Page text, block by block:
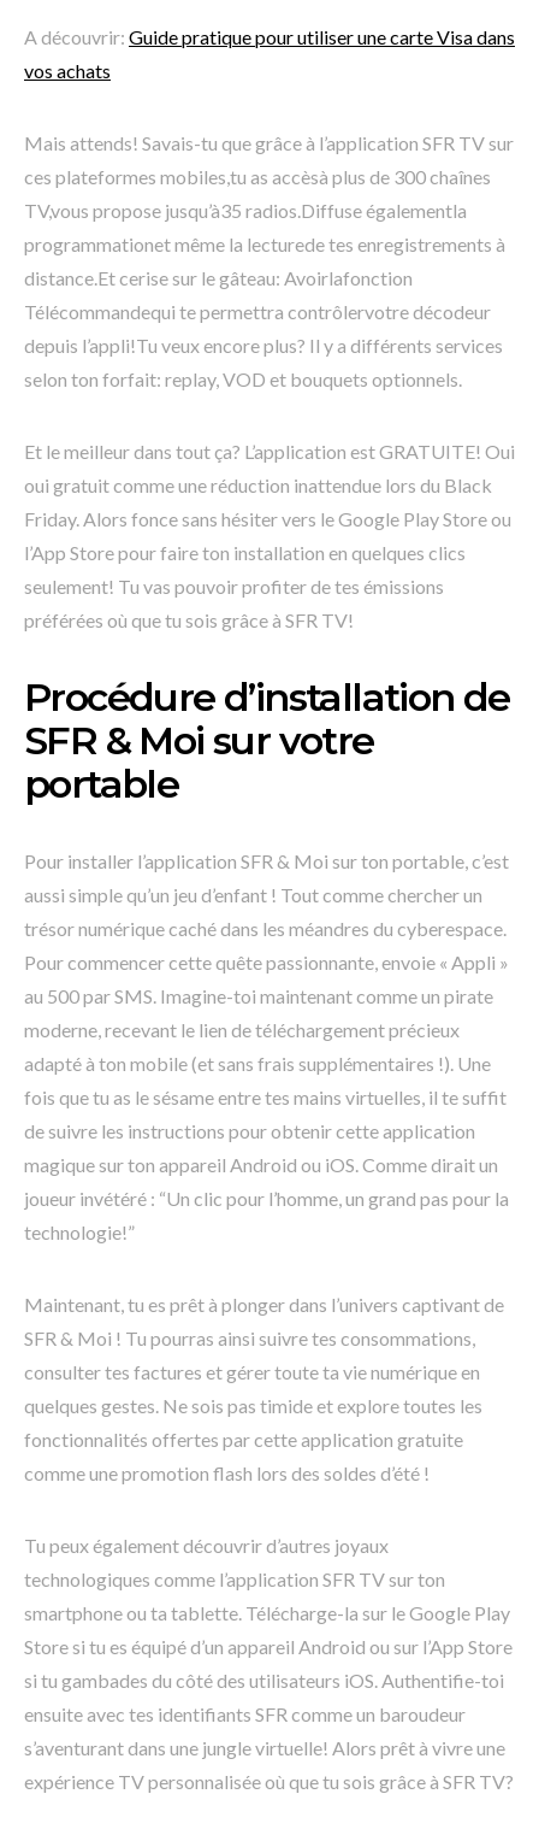
A découvrir: Guide pratique pour utiliser une carte Visa dans
vos achats
Mais attends! Savais-tu que grâce à l’application SFR TV sur
ces plateformes mobiles,tu as accèsà plus de 300 chaînes
TV,vous propose jusqu’à35 radios.Diffuse égalementla
programmationet même la lecturede tes enregistrements à
distance.Et cerise sur le gâteau: Avoirlafonction
Télécommandequi te permettra contrôlervotre décodeur
depuis l’appli!Tu veux encore plus? Il y a différents services
selon ton forfait: replay, VOD et bouquets optionnels.
Et le meilleur dans tout ça? L’application est GRATUITE! Oui
oui gratuit comme une réduction inattendue lors du Black
Friday. Alors fonce sans hésiter vers le Google Play Store ou
l’App Store pour faire ton installation en quelques clics
seulement! Tu vas pouvoir profiter de tes émissions
préférées où que tu sois grâce à SFR TV!
Procédure d’installation de
SFR & Moi sur votre
portable
Pour installer l’application SFR & Moi sur ton portable, c’est
aussi simple qu’un jeu d’enfant ! Tout comme chercher un
trésor numérique caché dans les méandres du cyberespace.
Pour commencer cette quête passionnante, envoie « Appli »
au 500 par SMS. Imagine-toi maintenant comme un pirate
moderne, recevant le lien de téléchargement précieux
adapté à ton mobile (et sans frais supplémentaires !). Une
fois que tu as le sésame entre tes mains virtuelles, il te suffit
de suivre les instructions pour obtenir cette application
magique sur ton appareil Android ou iOS. Comme dirait un
joueur invétéré : “Un clic pour l’homme, un grand pas pour la
technologie!”
Maintenant, tu es prêt à plonger dans l’univers captivant de
SFR & Moi ! Tu pourras ainsi suivre tes consommations,
consulter tes factures et gérer toute ta vie numérique en
quelques gestes. Ne sois pas timide et explore toutes les
fonctionnalités offertes par cette application gratuite
comme une promotion flash lors des soldes d’été !
Tu peux également découvrir d’autres joyaux
technologiques comme l’application SFR TV sur ton
smartphone ou ta tablette. Télécharge-la sur le Google Play
Store si tu es équipé d’un appareil Android ou sur l’App Store
si tu gambades du côté des utilisateurs iOS. Authentifie-toi
ensuite avec tes identifiants SFR comme un baroudeur
s’aventurant dans une jungle virtuelle! Alors prêt à vivre une
expérience TV personnalisée où que tu sois grâce à SFR TV?